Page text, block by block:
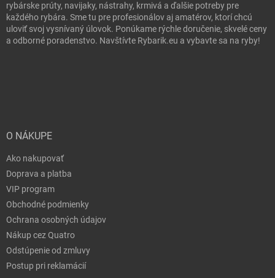
rybárske prúty, navijaky, nástrahy, krmivá a ďalšie potreby pre
každého rybára. Sme tu pre profesionálov aj amatérov, ktorí chcú
uloviť svoj vysnívaný úlovok. Ponúkame rýchle doručenie, skvelé ceny
a odborné poradenstvo. Navštívte Rybarik.eu a vybavte sa na ryby!
O NÁKUPE
Ako nakupovať
Doprava a platba
VIP program
Obchodné podmienky
Ochrana osobných údajov
Nákup cez Quatro
Odstúpenie od zmluvy
Postup pri reklamácií